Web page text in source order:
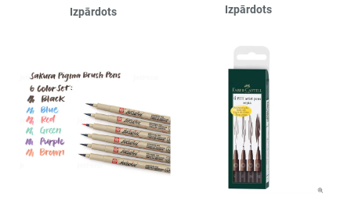
Izpārdots
Izpārdots